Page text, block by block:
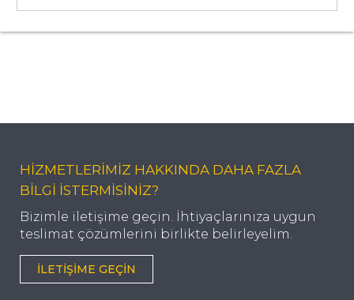
HİZMETLERİMİZ HAKKINDA DAHA FAZLA
BİLGİ İSTERMİSİNİZ?
Bizimle iletişime geçin. İhtiyaçlarınıza uygun
teslimat çözümlerini birlikte belirleyelim.
İLETIŞIME GEÇIN